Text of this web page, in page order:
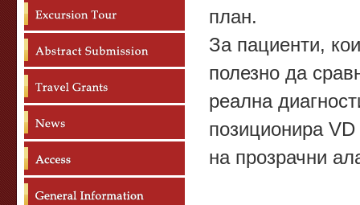
план.
За пациенти,
полезно да
реална
позиционира
на прозрачни